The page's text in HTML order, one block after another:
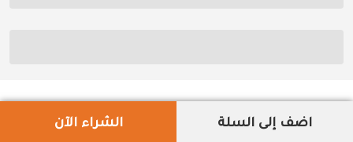
اضف إلى السلة الشراء الآن